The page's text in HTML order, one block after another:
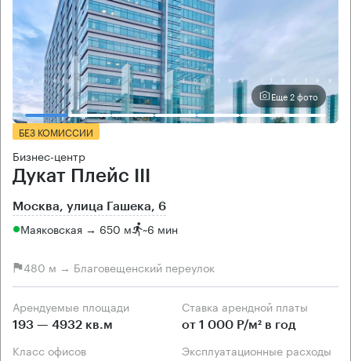
Еще 2 фото
БЕЗ КОМИССИИ
Бизнес-центр
Дукат Плейс III
Москва, улица Гашека, 6
Маяковская → 650 м ~6 мин
480 м → Благовещенский переулок
Арендуемые площади
193 — 4932 кв.м
Ставка арендной платы
от 1 000 Р/м² в год
Класс офисов Эксплуатационные расходы